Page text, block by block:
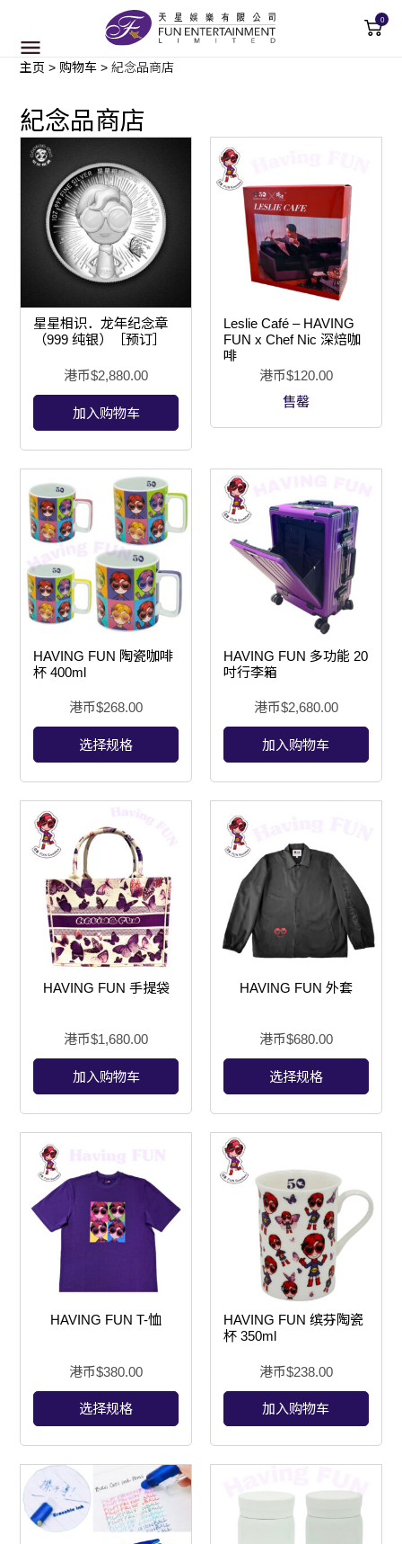
0
主页 > 购物车 >紀念品商店
紀念品商店
星星相识．龙年纪念章
（999 纯银）［预订］
港币$2,880.00
加入购物车
Leslie Café – HAVING
FUN x Chef Nic 深焙咖
啡
港币$120.00
售罄
HAVING FUN 陶瓷咖啡
杯 400ml
港币$268.00
选择规格
HAVING FUN 多功能 20
吋行李箱
港币$2,680.00
加入购物车
HAVING FUN 手提袋
港币$1,680.00
加入购物车
HAVING FUN 外套
港币$680.00
选择规格
HAVING FUN T-恤
港币$380.00
选择规格
HAVING FUN 缤芬陶瓷
杯 350ml
港币$238.00
加入购物车